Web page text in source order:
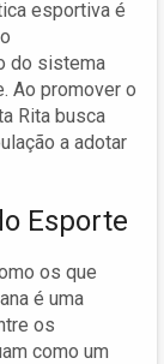
esportiva é
do sistema
Ao promover o
Rita busca
a adotar
Esporte
os que
é uma
os
como um